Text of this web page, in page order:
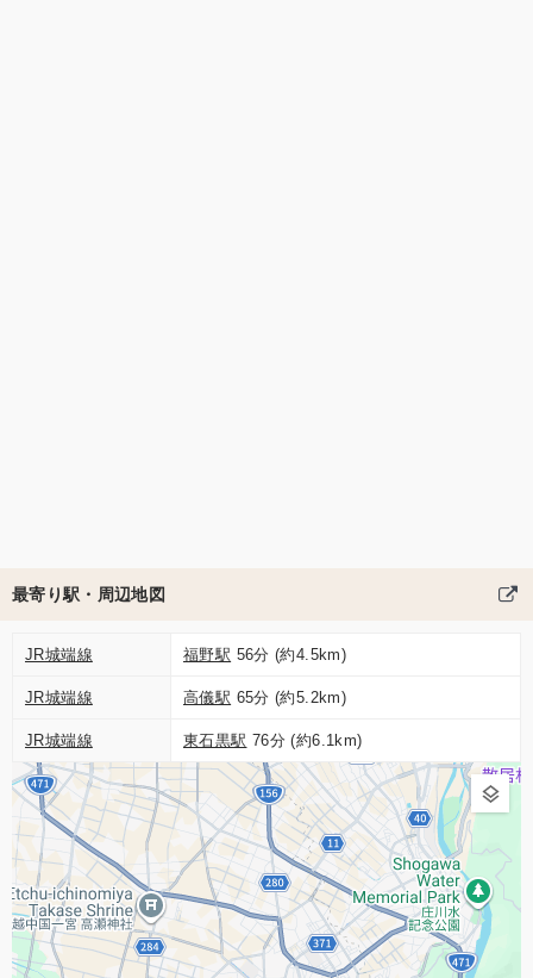
最寄り駅・周辺地図
JR城端線 福野駅 56分 (約4.5km)
JR城端線 高儀駅 65分 (約5.2km)
JR城端線 東石黒駅 76分 (約6.1km)